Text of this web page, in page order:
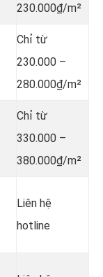
230.000₫/m²
Chỉ từ
230.000 –
280.000₫/m²
Chỉ từ
330.000 –
380.000₫/m²
Liên hệ
hotline